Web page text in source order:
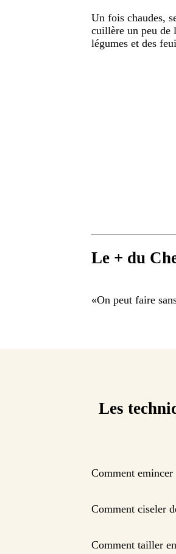
Un fois chaudes,
cuillère un peu de
légumes et des
Le + du
«On peut faire
Les
Comment emincer
Comment ciseler
Comment tailler